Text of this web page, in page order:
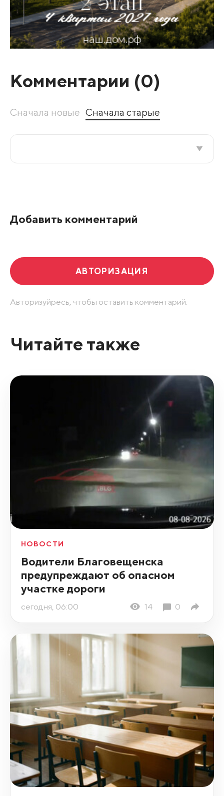
Комментарии (0)
Сначала новые Сначала старые
Добавить комментарий
АВТОРИЗАЦИЯ
Авторизуйресь, чтобы оставить комментарий.
Читайте также
НОВОСТИ
Водители Благовещенска
предупреждают об опасном
участке дороги
сегодня, 06:00 14 0